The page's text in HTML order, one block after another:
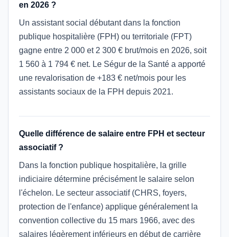
en 2026 ?
Un assistant social débutant dans la fonction
publique hospitalière (FPH) ou territoriale (FPT)
gagne entre 2 000 et 2 300 € brut/mois en 2026, soit
1 560 à 1 794 € net. Le Ségur de la Santé a apporté
une revalorisation de +183 € net/mois pour les
assistants sociaux de la FPH depuis 2021.
Quelle différence de salaire entre FPH et secteur
associatif ?
Dans la fonction publique hospitalière, la grille
indiciaire détermine précisément le salaire selon
l'échelon. Le secteur associatif (CHRS, foyers,
protection de l'enfance) applique généralement la
convention collective du 15 mars 1966, avec des
salaires légèrement inférieurs en début de carrière